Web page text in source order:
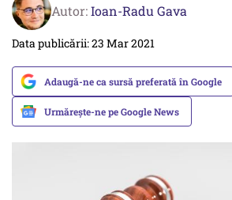
Autor:Ioan-Radu Gava
Data publicării: 23 Mar 2021
Adaugă-ne ca sursă preferată în Google
Urmărește-ne pe Google News